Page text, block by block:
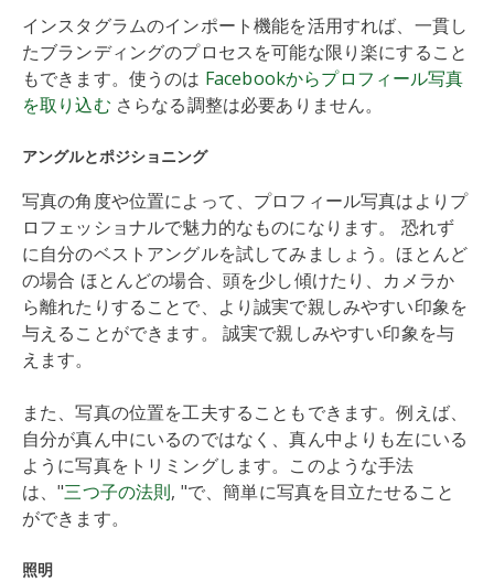
インスタグラムのインポート機能を活用すれば、一貫し
たブランディングのプロセスを可能な限り楽にすること
もできます。使うのは Facebookからプロフィール写真
を取り込む さらなる調整は必要ありません。
アングルとポジショニング
写真の角度や位置によって、プロフィール写真はよりプ
ロフェッショナルで魅力的なものになります。 恐れず
に自分のベストアングルを試してみましょう。ほとんど
の場合 ほとんどの場合、頭を少し傾けたり、カメラか
ら離れたりすることで、より誠実で親しみやすい印象を
与えることができます。 誠実で親しみやすい印象を与
えます。
また、写真の位置を工夫することもできます。例えば、
自分が真ん中にいるのではなく、真ん中よりも左にいる
ように写真をトリミングします。このような手法
は、"三つ子の法則, "で、簡単に写真を目立たせること
ができます。
照明